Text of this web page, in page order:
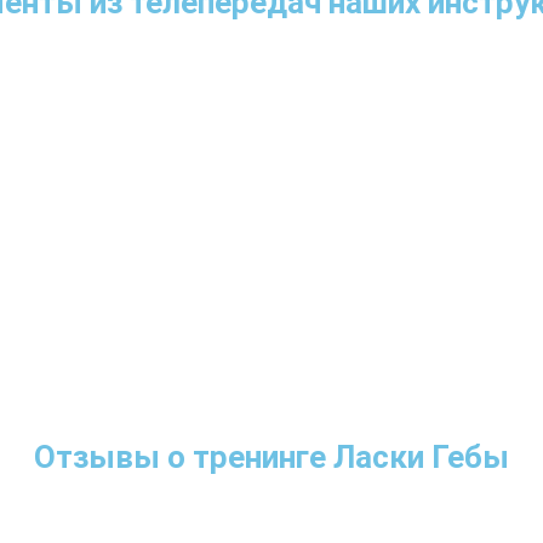
Отзывы о тренинге Ласки Гебы